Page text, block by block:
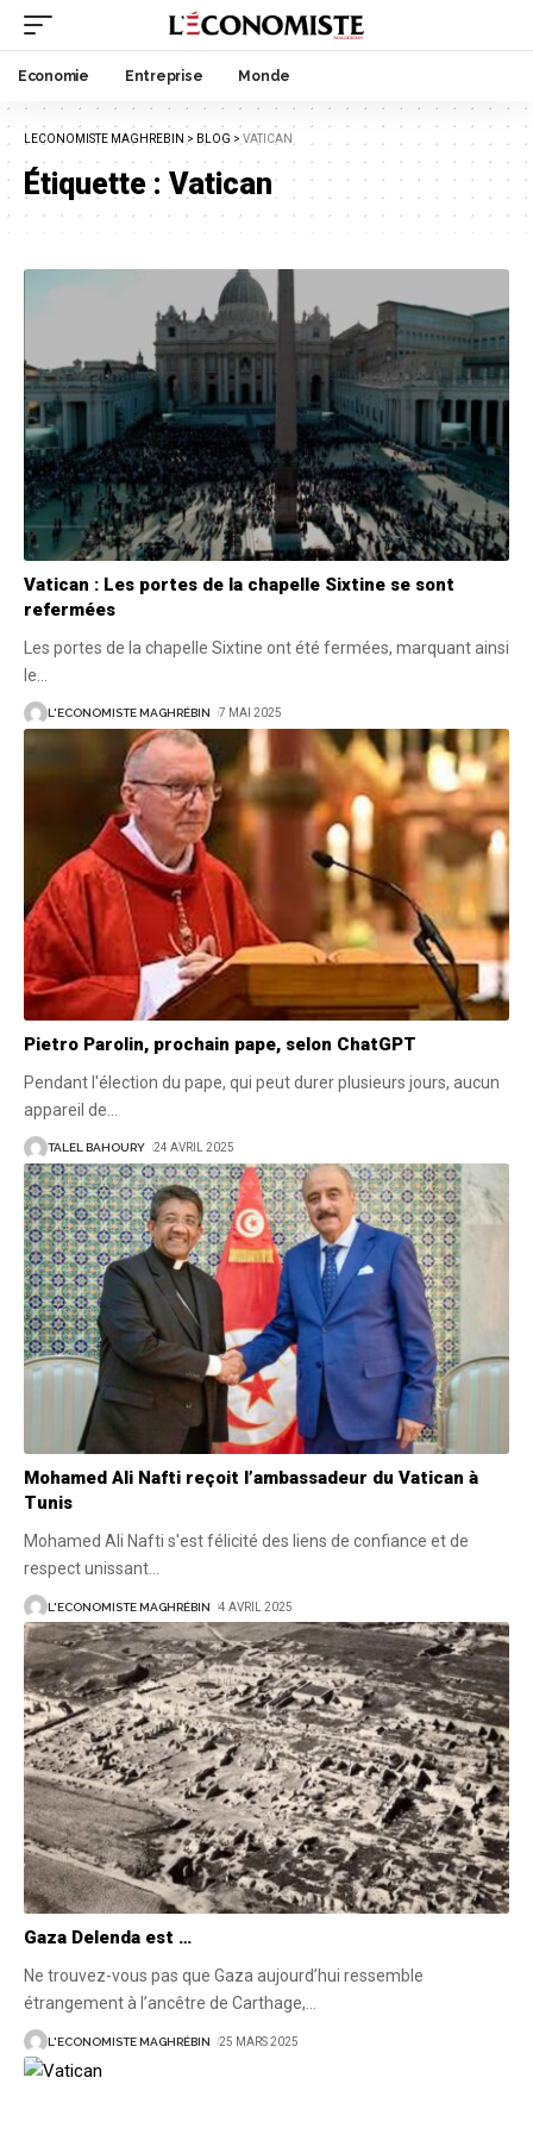
Economie Entreprise Monde
LECONOMISTE MAGHREBIN > BLOG > VATICAN
Étiquette :Vatican
Vatican : Les portes de la chapelle Sixtine se sont
refermées
Les portes de la chapelle Sixtine ont été fermées, marquant ainsi
le
L'ECONOMISTE MAGHRÉBIN 7 MAI 2025
Pietro Parolin, prochain pape, selon ChatGPT
Pendant l'élection du pape, qui peut durer plusieurs jours, aucun
appareil de
TALEL BAHOURY 24 AVRIL 2025
Mohamed Ali Nafti reçoit l’ambassadeur du Vatican à
Tunis
Mohamed Ali Nafti s'est félicité des liens de confiance et de
respect unissant…
L'ECONOMISTE MAGHRÉBIN 4 AVRIL 2025
Gaza Delenda est …
Ne trouvez-vous pas que Gaza aujourd’hui ressemble
étrangement à l’ancêtre de Carthage,
L'ECONOMISTE MAGHRÉBIN 25 MARS 2025